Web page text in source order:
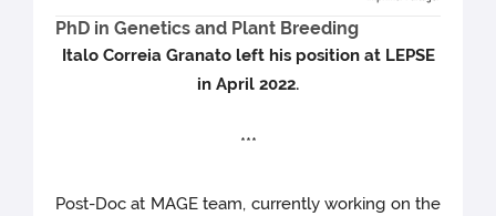
PhD in Genetics and Plant Breeding
Italo Correia Granato left his position at LEPSE
in April 2022.
***
Post-Doc at MAGE team, currently working on the